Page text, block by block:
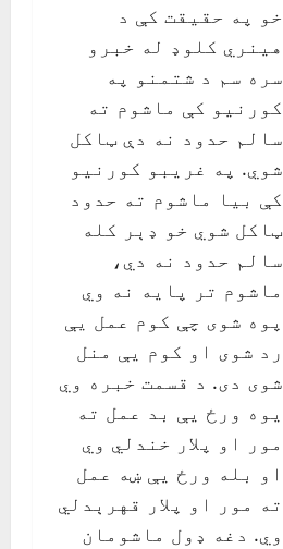
خو په حقیقت کې د
هینري کلوډ له خبرو
سره سم د شتمنو په
کورنیو کې ماشوم ته
سالم حدود نه دې ټاکل
شوي. په غریبو کورنیو
کې بیا ماشوم ته حدود
ټاکل شوي خو ډېر کله
سالم حدود نه دي،
ماشوم تر پایه نه وي
پوه شوی چې کوم عمل یې
رد شوی او کوم یې منل
شوی دی. د قسمت خبره وي
یوه ورځ یې بد عمل ته
مور او پلار خندلي وي
او بله ورځ یې ښه عمل
ته مور او پلار قهرېدلي
وي. دغه ډول ماشومان